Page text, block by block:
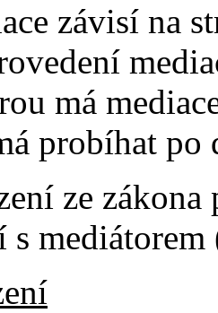
závisí na
má
probíhat
ze
s